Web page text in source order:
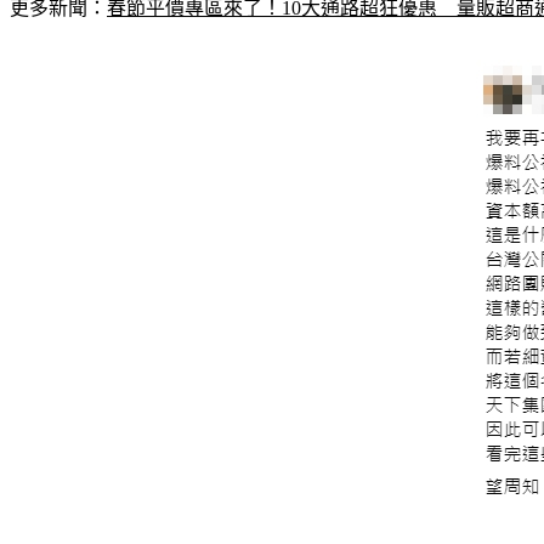
更多新聞： 春節平價專區來了！10大通路超狂優惠　量販超商